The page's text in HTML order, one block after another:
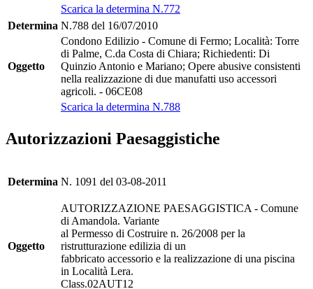
Scarica la determina N.772
Determina N.788 del 16/07/2010
Oggetto
Condono Edilizio - Comune di Fermo; Località: Torre
di Palme, C.da Costa di Chiara; Richiedenti: Di
Quinzio Antonio e Mariano; Opere abusive consistenti
nella realizzazione di due manufatti uso accessori
agricoli. - 06CE08
Scarica la determina N.788
Autorizzazioni Paesaggistiche
Determina N. 1091 del 03-08-2011
Oggetto
AUTORIZZAZIONE PAESAGGISTICA - Comune
di Amandola. Variante
al Permesso di Costruire n. 26/2008 per la
ristrutturazione edilizia di un
fabbricato accessorio e la realizzazione di una piscina
in Località Lera.
Class.02AUT12